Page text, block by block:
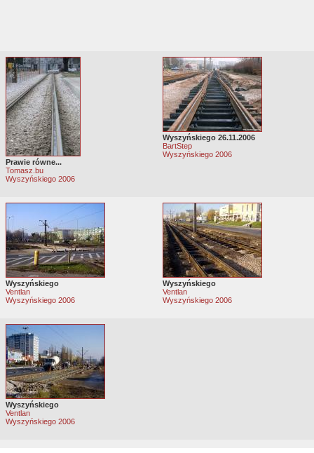
Prawie równe...
Tomasz.bu
Wyszyńskiego 2006
Wyszyńskiego 26.11.2006
BartStep
Wyszyńskiego 2006
Wyszyńskiego
Ventlan
Wyszyńskiego 2006
Wyszyńskiego
Ventlan
Wyszyńskiego 2006
Wyszyńskiego
Ventlan
Wyszyńskiego 2006